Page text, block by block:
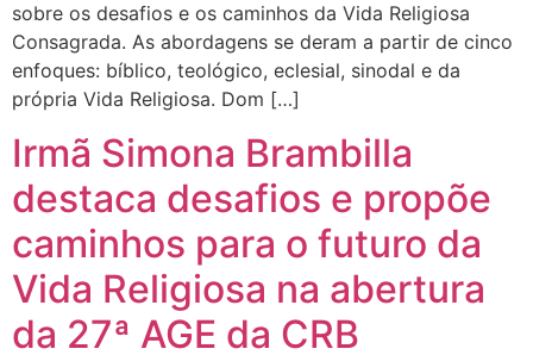
sobre os desafios e os caminhos da Vida Religiosa
Consagrada. As abordagens se deram a partir de cinco
enfoques: bíblico, teológico, eclesial, sinodal e da
própria Vida Religiosa. Dom […]
Irmã Simona Brambilla
destaca desafios e propõe
caminhos para o futuro da
Vida Religiosa na abertura
da 27ª AGE da CRB